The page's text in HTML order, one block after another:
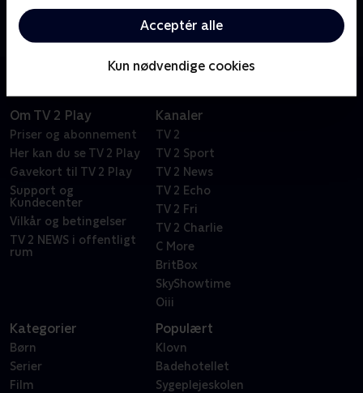
Acceptér alle
Kun nødvendige cookies
Bishop befinder sig opslugt af en verden af magiske
skabninger og forbudt kærlighed.
Om TV 2 Play
Priser og abonnement
Her kan du se TV 2 Play
Gavekort til TV 2 Play
Support og
Kundecenter
Vilkår og betingelser
TV 2 NEWS i offentligt
rum
Kanaler
TV 2
TV 2 Sport
TV 2 News
TV 2 Echo
TV 2 Fri
TV 2 Charlie
C More
BritBox
SkyShowtime
Oiii
Kategorier
Børn
Serier
Film
Populært
Klovn
Badehotellet
Sygeplejeskolen